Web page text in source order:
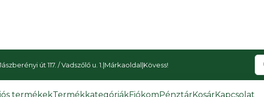
út 117. / Vadszőlő u. 1. |Márkaoldal|Kövess!
termékekTermékkategóriákFiókomPénztárKosárKapcsolat